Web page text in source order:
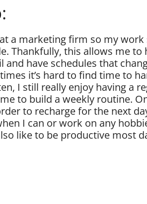
a marketing firm so my
Thankfully, this allows me
have schedules that
it’s hard to find time to
I still really enjoy having a
to build a weekly routine.
to recharge for the next
I can or work on any
like to be productive most